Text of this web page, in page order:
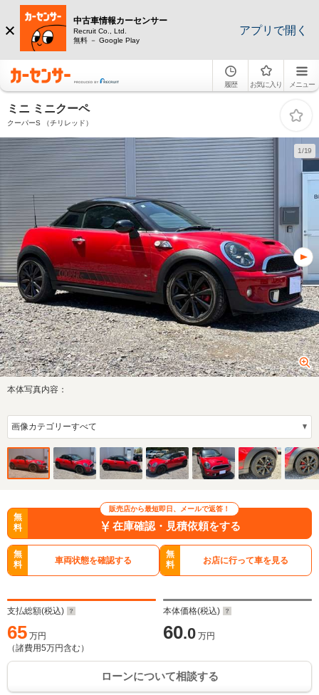
中古車情報カーセンサー
Recruit Co., Ltd.
無料 － Google Play
アプリで開く
履歴 お気に入り メニュー
ミニ ミニクーペ
クーパーS （チリレッド）
1/19
本体写真内容：
販売店から最短即日、メールで返答！
無
料
在庫確認・見積依頼をする
無
料
車両状態を確認する
無
料
お店に行って車を見る
支払総額(税込)
65 万円
（諸費用5万円含む）
本体価格(税込)
60.0 万円
ローンについて相談する